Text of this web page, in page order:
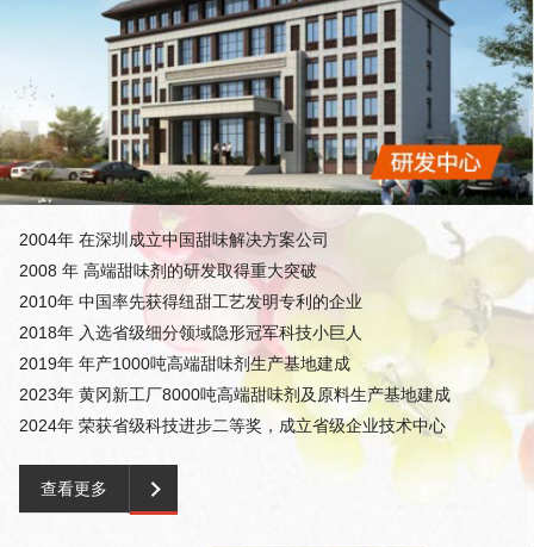
2004年 在深圳成立中国甜味解决方案公司
2008 年 高端甜味剂的研发取得重大突破
2010年 中国率先获得纽甜工艺发明专利的企业
2018年 入选省级细分领域隐形冠军科技小巨人
2019年 年产1000吨高端甜味剂生产基地建成
2023年 黄冈新工厂8000吨高端甜味剂及原料生产基地建成
2024年 荣获省级科技进步二等奖，成立省级企业技术中心
查看更多